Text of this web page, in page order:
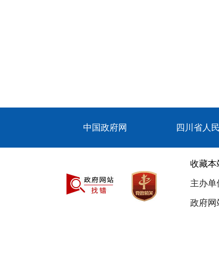
中国政府网 四川省人
收藏本
主办
政府网